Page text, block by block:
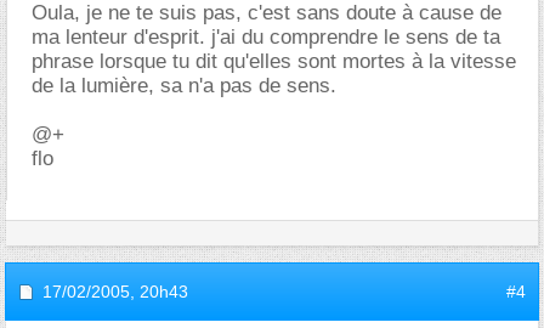
Oula, je ne te suis pas, c'est sans doute à cause de
ma lenteur d'esprit. j'ai du comprendre le sens de ta
phrase lorsque tu dit qu'elles sont mortes à la vitesse
de la lumière, sa n'a pas de sens.
@+
flo
17/02/2005, 20h43 #4